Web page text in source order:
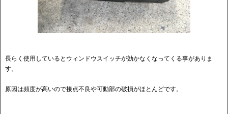
長らく使用しているとウィンドウスイッチが効かなくなってくる事がありま
す。
原因は頻度が高いので接点不良や可動部の破損がほとんどです。